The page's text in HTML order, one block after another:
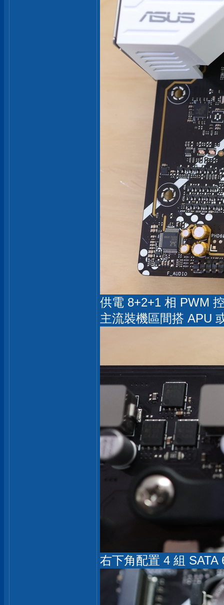
供電 8+2+1 相 PWM
主流裝機區間搭 APU
右下角配置 4 組 SATA